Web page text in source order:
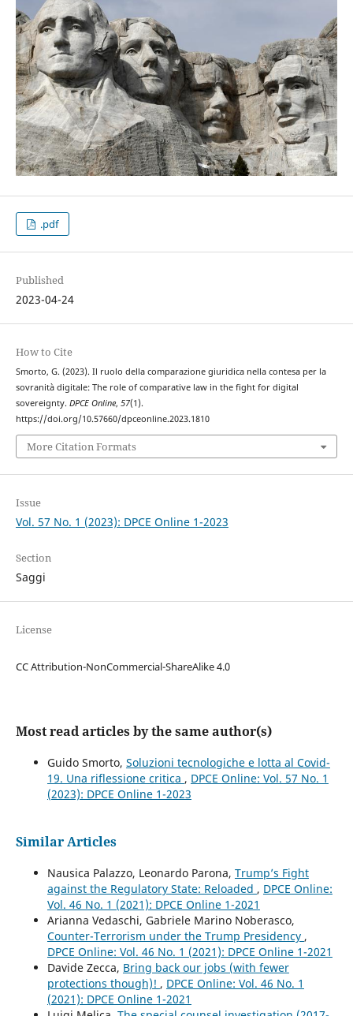
.pdf
Published
2023-04-24
How to Cite
Smorto, G. (2023). Il ruolo della comparazione giuridica nella contesa per la
sovranità digitale: The role of comparative law in the fight for digital
sovereignty. DPCE Online, 57(1).
https://doi.org/10.57660/dpceonline.2023.1810
More Citation Formats
Issue
Vol. 57 No. 1 (2023): DPCE Online 1-2023
Section
Saggi
License
CC Attribution-NonCommercial-ShareAlike 4.0
Most read articles by the same author(s)
Guido Smorto, Soluzioni tecnologiche e lotta al Covid-
19. Una riflessione critica , DPCE Online: Vol. 57 No. 1
(2023): DPCE Online 1-2023
Similar Articles
Nausica Palazzo, Leonardo Parona, Trump’s Fight
against the Regulatory State: Reloaded , DPCE Online:
Vol. 46 No. 1 (2021): DPCE Online 1-2021
Arianna Vedaschi, Gabriele Marino Noberasco,
Counter-Terrorism under the Trump Presidency ,
DPCE Online: Vol. 46 No. 1 (2021): DPCE Online 1-2021
Davide Zecca, Bring back our jobs (with fewer
protections though)! , DPCE Online: Vol. 46 No. 1
(2021): DPCE Online 1-2021